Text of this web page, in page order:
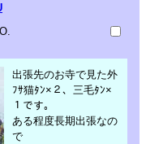
出張先のお寺で見た外
ﾌｻ猫ﾀﾝ×２、三毛ﾀﾝ×
１です。
ある程度長期出張なの
で